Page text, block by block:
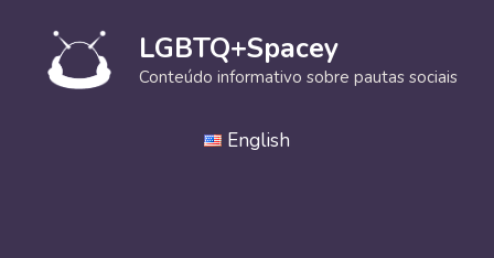
conteúdo
LGBTQ+Spacey
Conteúdo informativo sobre pautas sociais
English